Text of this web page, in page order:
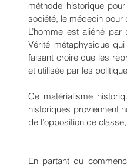
méthode historique
société, le médecin pour
L’homme est aliéné
Vérité métaphysique
faisant croire que les
et utilisée par les
Ce matérialisme
historiques proviennent
de l’opposition de
En partant du